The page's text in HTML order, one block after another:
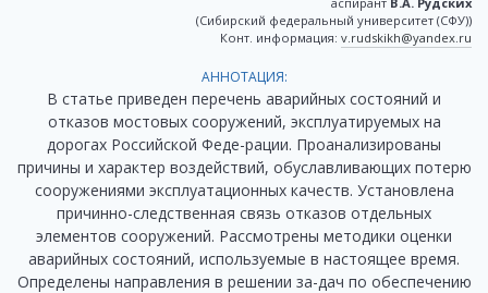
(Сибирский федеральный университет (СФУ))
Конт. информация: v.rudskikh@yandex.ru
АННОТАЦИЯ:
В статье приведен перечень аварийных состояний и
отказов мостовых сооружений, эксплуатируемых на
дорогах Российской Феде-рации. Проанализированы
причины и характер воздействий, обуславливающих потерю
сооружениями эксплуатационных качеств. Установлена
причинно-следственная связь отказов отдельных
элементов сооружений. Рассмотрены методики оценки
аварийных состояний, используемые в настоящее время.
Определены направления в решении за-дач по обеспечению